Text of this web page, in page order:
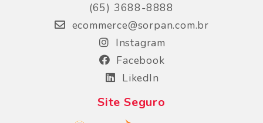
(65) 3688-8888
ecommerce@sorpan.com.br
Instagram
Facebook
LikedIn
Site Seguro